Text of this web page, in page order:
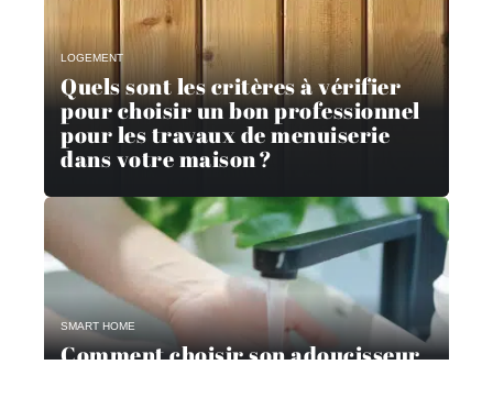
LOGEMENT
Quels sont les critères à vérifier
pour choisir un bon professionnel
pour les travaux de menuiserie
dans votre maison ?
SMART HOME
Comment choisir son adoucisseur